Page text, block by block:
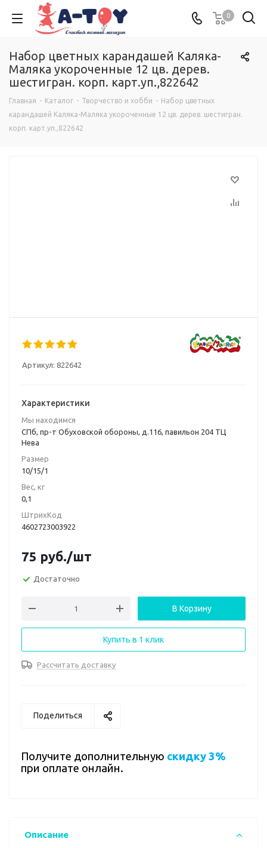
0
Набор цветных карандашей Каляка-
Маляка укороченные 12 цв. дерев.
шестигран. корп. карт.уп.,822642
Главная - Каталог - Творчество и хобби - Набор цветных
карандашей Каляка-Маляка укороченные 12 цв. дерев. шестигран.
корп. карт.уп.,822642
Артикул: 822642
Характеристики
Мы находимся
СПб, пр-т Обуховской обороны, д.116, павильон 204 ТЦ
Нева
Размер
10/15/1
Вес, кг
0,1
ШтрихКод
4602723003922
75 руб./шт
Достаточно
В Корзину
Купить в 1 клик
Рассчитать доставку
Поделиться
Получите дополнительную скидку 3%
при оплате онлайн.
Описание